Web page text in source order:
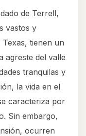
de Terrell,
vastos y
Texas, tienen un
agreste del valle
tranquilas y
la vida en el
caracteriza por
Sin embargo,
ocurren